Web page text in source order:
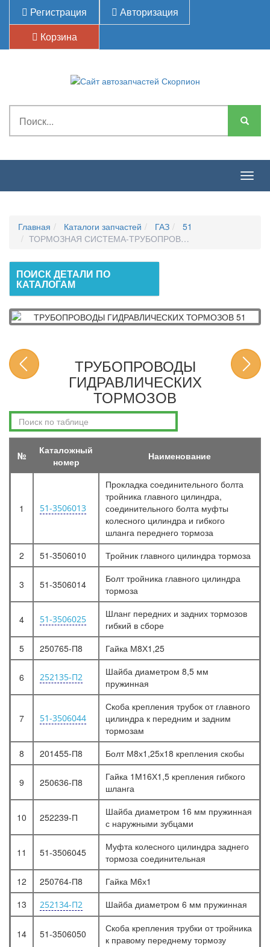
Регистрация
Авторизация
Корзина
Главная Каталоги запчастей ГАЗ
51
ТОРМОЗНАЯ СИСТЕМА-ТРУБОПРОВОДЫ
ПОИСК ДЕТАЛИ ПО
КАТАЛОГАМ
ТРУБОПРОВОДЫ
ГИДРАВЛИЧЕСКИХ
ТОРМОЗОВ
№
Каталожный
номер
Наименование
1 51-3506013
Прокладка соединительного болта
тройника главного цилиндра,
соединительного болта муфты
колесного цилиндра и гибкого
шланга переднего тормоза
2
51-3506010 Тройник главного цилиндра тормоза
3 51-3506014
Болт тройника главного цилиндра
тормоза
4 51-3506025
Шланг передних и задних тормозов
гибкий в сборе
5
250765-П8 Гайка М8Х1,25
6 252135-П2
Шайба диаметром 8,5 мм
пружинная
7 51-3506044
Скоба крепления трубок от главного
цилиндра к передним и задним
тормозам
8
201455-П8 Болт М8х1,25х18 крепления скобы
9 250636-П8
Гайка 1М16Х1,5 крепления гибкого
шланга
10 252239-П
Шайба диаметром 16 мм пружинная
с наружными зубцами
11 51-3506045
Муфта колесного цилиндра заднего
тормоза соединительная
12
250764-П8
Гайка М6х1
13
252134-П2 Шайба диаметром 6 мм пружинная
14 51-3506050
Скоба крепления трубки от тройника
к правому переднему тормозу